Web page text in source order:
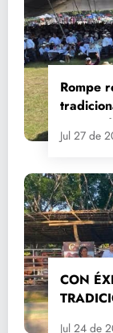
Rompe
Fiestas
Jul 27 de
CON
Jul 24 de